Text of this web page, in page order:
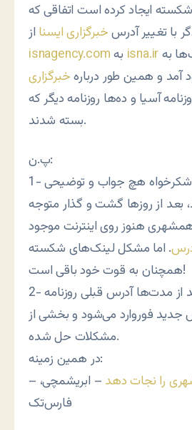
ایجاد کرده است اتفاقی که
با تغییر آدرسخبرگزاری ایسنا از
isnagency.com
isna.irو عدم اصلاح لینک‌ها به
و همین طور دربارهخبرگزاری
آسیا و ده‌ها روزنامه دیگر که
بسته شدند.
پ.ن:
1- با این که آقای دکتر شکرخواه هچ جواب و توضیحی
بعد از روزها گشت و گذار متوجه
هنوز روی اینترنت موجود
. اما مشکل لینک‌های شکسته
همچنان به قوت خود باقی است!
2- خوشبختانه بعد از مدت‌ها آدرس قبلی روزنامه
فوروارد می‌شود و بخشی از
مشکلات حل شده.
در همین زمینه:
–
را نجات دهد – ابریشمچی،
فارس‌تک